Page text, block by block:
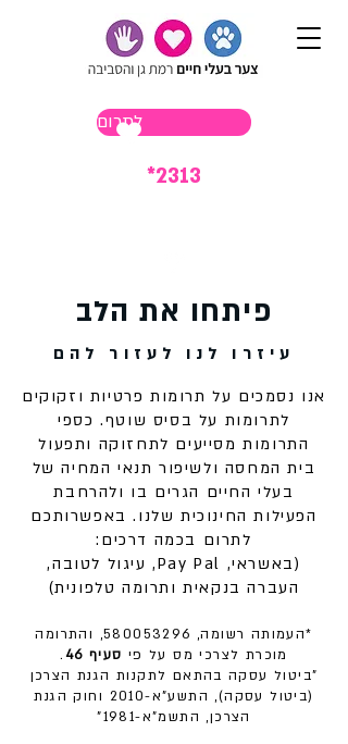
לתרום
*2313
פיתחו את הלב
עיזרו לנו לעזור להם
אנו נסמכים על תרומות פרטיות וזקוקים
לתרומות על בסיס שוטף. כספי
התרומות מסייעים לתחזוקה ותפעול
בית המחסה ולשיפור תנאי המחיה של
בעלי החיים הגרים בו ולהרחבת
הפעילות החינוכית שלנו. באפשרותכם
לתרום בכמה דרכים:
(באשראי, Pay Pal, עיגול לטובה,
העברה בנקאית ותרומה טלפונית)
*העמותה רשומה, 580053296, והתרומה
מוכרת לצרכי מס על פי סעיף 46
.
"ביטול עסקה בהתאם לתקנות הגנת הצרכן
(ביטול עסקה), התשע"א-2010 וחוק הגנת
הצרכן, התשמ"א-1981"